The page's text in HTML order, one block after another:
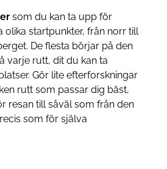
som du kan ta upp för
olika startpunkter, från norr till
De flesta börjar på den
varje rutt, dit du kan ta
Gör lite efterforskningar
rutt som passar dig bäst,
resan till såväl som från den
som för själva